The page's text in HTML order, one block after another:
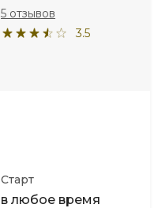
3.5
5 отзывов
Старт
в любое время